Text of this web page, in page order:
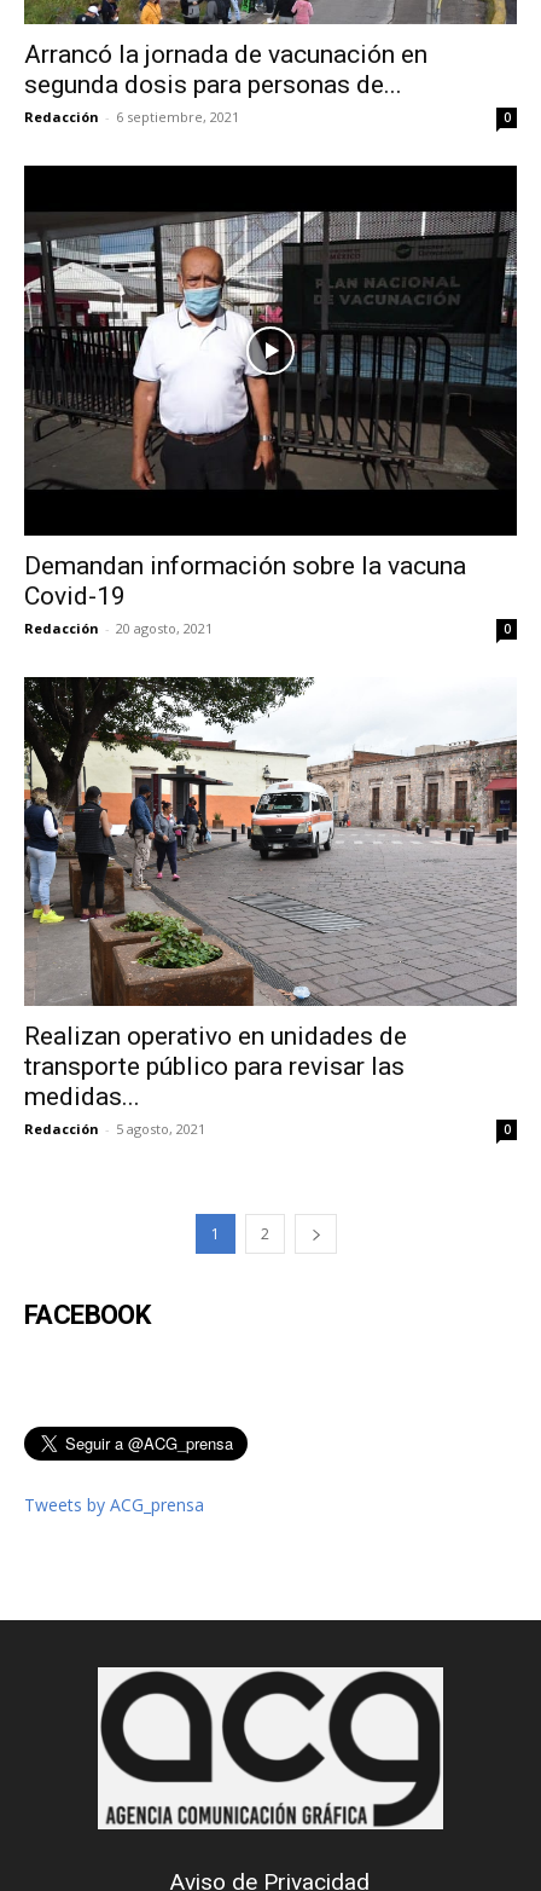
Arrancó la jornada de vacunación en
segunda dosis para personas de...
Redacción - 6 septiembre, 2021 0
Demandan información sobre la vacuna
Covid-19
Redacción - 20 agosto, 2021 0
Realizan operativo en unidades de
transporte público para revisar las
medidas...
Redacción - 5 agosto, 2021 0
1 2
FACEBOOK
Tweets by ACG_prensa
Aviso de Privacidad